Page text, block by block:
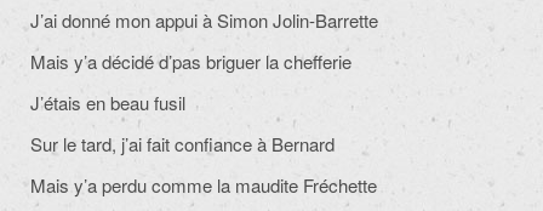
J’ai donné mon appui à Simon Jolin-Barrette
Mais y’a décidé d’pas briguer la chefferie
J’étais en beau fusil
Sur le tard, j’ai fait confiance à Bernard
Mais y’a perdu comme la maudite Fréchette